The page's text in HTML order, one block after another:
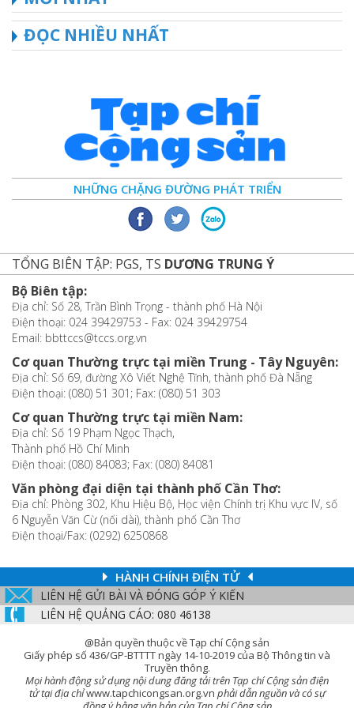
ĐỌC NHIỀU NHẤT
NHỮNG CHẶNG ĐƯỜNG PHÁT TRIỂN
TỔNG BIÊN TẬP: PGS, TS DƯƠNG TRUNG Ý
Bộ Biên tập:
Địa chỉ: Số 28, Trần Bình Trọng - thành phố Hà Nội
Điện thoại: 024 39429753 - Fax: 024 39429754
Email: bbttccs@tccs.org.vn
Cơ quan Thường trực tại miền Trung - Tây Nguyên:
Địa chỉ: Số 69, đường Xô Viết Nghệ Tĩnh, thành phố Đà Nẵng
Điện thoại: (080) 51 301; Fax: (080) 51 303
Cơ quan Thường trực tại miền Nam:
Địa chỉ: Số 19 Phạm Ngọc Thạch,
Thành phố Hồ Chí Minh
Điện thoại: (080) 84083; Fax: (080) 84081
Văn phòng đại diện tại thành phố Cần Thơ:
Địa chỉ: Phòng 302, Khu Hiệu Bộ, Học viện Chính trị Khu vực IV, số
6 Nguyễn Văn Cừ (nối dài), thành phố Cần Thơ
Điện thoại/Fax: (0292) 6250868
HÀNH CHÍNH ĐIỆN TỬ
LIÊN HỆ GỬI BÀI VÀ ĐÓNG GÓP Ý KIẾN
LIÊN HỆ QUẢNG CÁO: 080 46138
@Bản quyền thuộc về Tạp chí Cộng sản
Giấy phép số 436/GP-BTTTT ngày 14-10-2019 của Bộ Thông tin và
Truyền thông.
Mọi hành động sử dụng nội dung đăng tải trên Tạp chí Cộng sản điện
tử tại địa chỉwww.tapchicongsan.org.vn phải dẫn nguồn và có sự